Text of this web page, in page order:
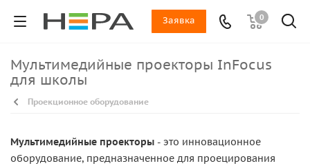
0
Заявка
Мультимедийные проекторы InFocus
для школы
Проекционное оборудование
Мультимедийные проекторы - это инновационное
оборудование, предназначенное для проецирования